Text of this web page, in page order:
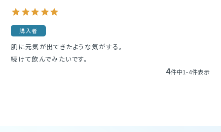
購入者
肌に元気が出てきたような気がする。
続けて飲んでみたいです。
4件中1-4件表示